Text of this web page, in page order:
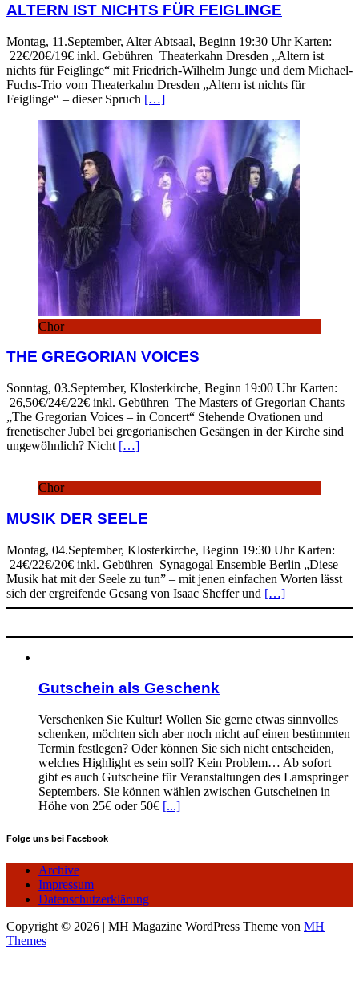
ALTERN IST NICHTS FÜR FEIGLINGE
Montag, 11.September, Alter Abtsaal, Beginn 19:30 Uhr Karten:
22€/20€/19€ inkl. Gebühren Theaterkahn Dresden „Altern ist
nichts für Feiglinge“ mit Friedrich-Wilhelm Junge und dem Michael-
Fuchs-Trio vom Theaterkahn Dresden „Altern ist nichts für
Feiglinge“ – dieser Spruch […]
Chor
THE GREGORIAN VOICES
Sonntag, 03.September, Klosterkirche, Beginn 19:00 Uhr Karten:
26,50€/24€/22€ inkl. Gebühren The Masters of Gregorian Chants
„The Gregorian Voices – in Concert“ Stehende Ovationen und
frenetischer Jubel bei gregorianischen Gesängen in der Kirche sind
ungewöhnlich? Nicht […]
Chor
MUSIK DER SEELE
Montag, 04.September, Klosterkirche, Beginn 19:30 Uhr Karten:
24€/22€/20€ inkl. Gebühren Synagogal Ensemble Berlin „Diese
Musik hat mit der Seele zu tun” – mit jenen einfachen Worten lässt
sich der ergreifende Gesang von Isaac Sheffer und […]
Gutschein als Geschenk
Verschenken Sie Kultur! Wollen Sie gerne etwas sinnvolles
schenken, möchten sich aber noch nicht auf einen bestimmten
Termin festlegen? Oder können Sie sich nicht entscheiden,
welches Highlight es sein soll? Kein Problem… Ab sofort
gibt es auch Gutscheine für Veranstaltungen des Lamspringer
Septembers. Sie können wählen zwischen Gutscheinen in
Höhe von 25€ oder 50€ [...]
Folge uns bei Facebook
Archive
Impressum
Datenschutzerklärung
Copyright © 2026 | MH Magazine WordPress Theme von MH
Themes